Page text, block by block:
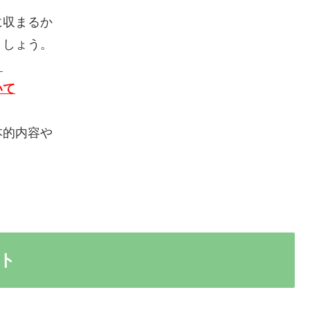
まるか
ょう。
内容や